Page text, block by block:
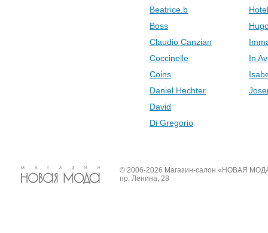
Beatrice.b
Boss
Claudio Canzian
Coccinelle
Coins
Daniel Hechter
David
Di Gregorio
In
© 2006-2026 Магазин-салон «НОВАЯ
пр. Ленина, 28